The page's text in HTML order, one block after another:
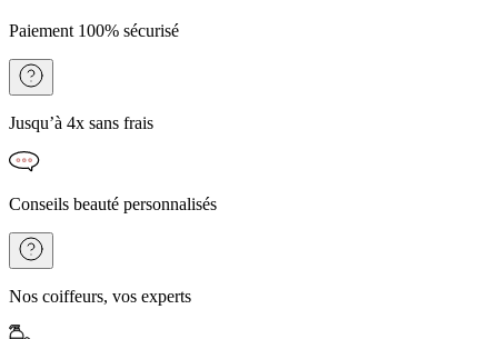
Paiement 100% sécurisé
Jusqu’à 4x sans frais
Conseils beauté personnalisés
Nos coiffeurs, vos experts